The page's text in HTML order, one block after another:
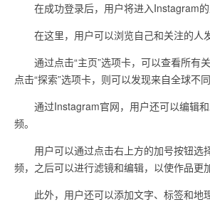
在成功登录后，用户将进入Instagram的
在这里，用户可以浏览自己和关注的人发
通过点击“主页”选项卡，可以查看所有
点击“探索”选项卡，则可以发现来自全球不
通过Instagram官网，用户还可以编辑和
频。
用户可以通过点击右上方的加号按钮选
频，之后可以进行滤镜和编辑，以使作品更
此外，用户还可以添加文字、标签和地